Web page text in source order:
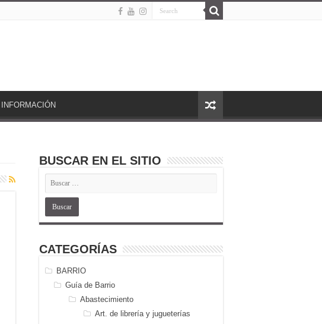
INFORMACIÓN
BUSCAR EN EL SITIO
CATEGORÍAS
BARRIO
Guía de Barrio
Abastecimiento
Art. de librería y jugueterías